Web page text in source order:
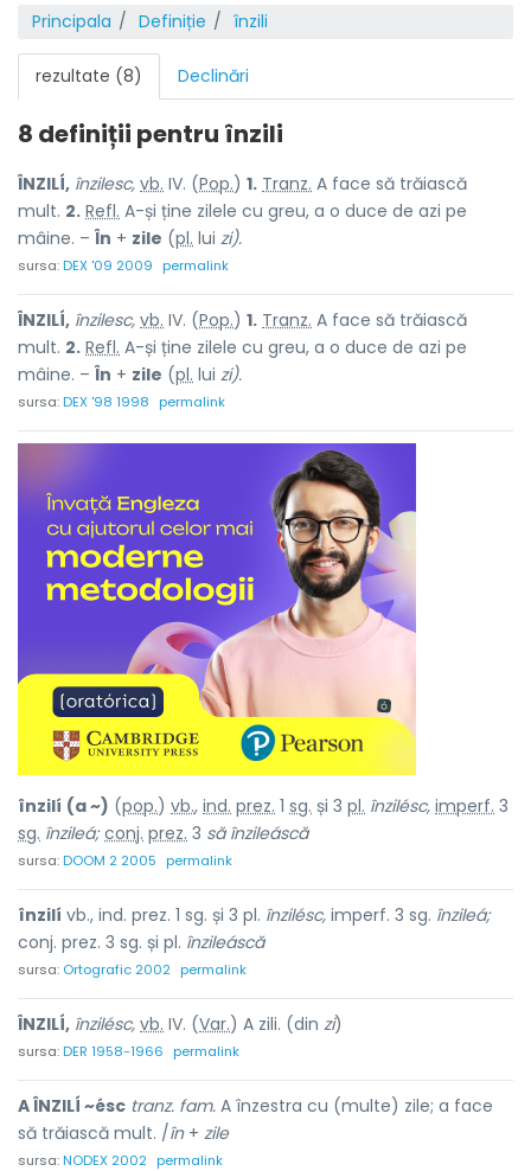
Principala Definiție înzili
rezultate (8) Declinări
8 definiții pentru înzili
ÎNZILÍ, înzilesc, vb. IV. (Pop.) 1. Tranz. A face să trăiască
mult. 2. Refl. A-și ține zilele cu greu, a o duce de azi pe
mâine. – În + zile (pl. lui zi).
sursa:DEX '09 2009 permalink
ÎNZILÍ, înzilesc, vb. IV. (Pop.) 1. Tranz. A face să trăiască
mult. 2. Refl. A-și ține zilele cu greu, a o duce de azi pe
mâine. – În + zile (pl. lui zi).
sursa:DEX '98 1998 permalink
înzilí (a ~) (pop.) vb., ind. prez. 1 sg. și 3 pl. înzilésc, imperf. 3
sg. înzileá; conj. prez. 3 să înzileáscă
sursa:DOOM 2 2005 permalink
înzilí vb., ind. prez. 1 sg. și 3 pl. înzilésc, imperf. 3 sg. înzileá;
conj. prez. 3 sg. și pl. înzileáscă
sursa: Ortografic 2002 permalink
ÎNZILÍ, înzilésc, vb. IV. (Var.) A zili. (din zi)
sursa:DER 1958-1966 permalink
A ÎNZILÍ ~ésc tranz. fam. A înzestra cu (multe) zile; a face
să trăiască mult. /în+ zile
sursa:NODEX 2002 permalink